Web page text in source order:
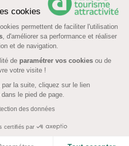
cookies
permettent de faciliter l'utilisation
, d'améliorer sa performance et réaliser
et de navigation.
de paramétrer vos cookies ou de
votre visite !
la suite, cliquez sur le lien
le pied de page.
des données
certifiés par
Plan du site-Fonctionnement du site
Données personnelles
: partiellement conforme